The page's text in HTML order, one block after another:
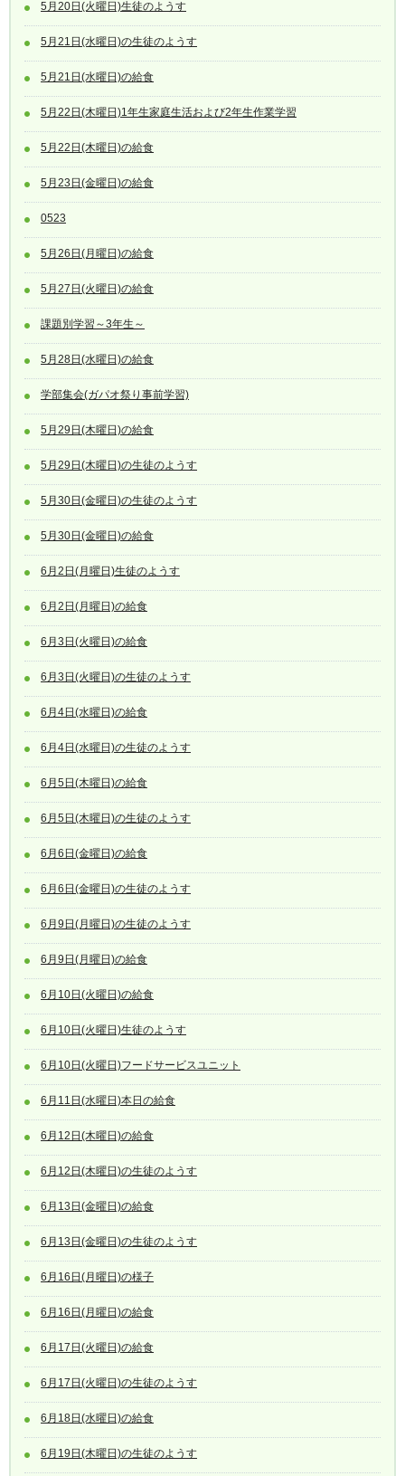
5月20日(火曜日)生徒のようす
5月21日(水曜日)の生徒のようす
5月21日(水曜日)の給食
5月22日(木曜日)1年生家庭生活および2年生作業学習
5月22日(木曜日)の給食
5月23日(金曜日)の給食
0523
5月26日(月曜日)の給食
5月27日(火曜日)の給食
課題別学習～3年生～
5月28日(水曜日)の給食
学部集会(ガパオ祭り事前学習)
5月29日(木曜日)の給食
5月29日(木曜日)の生徒のようす
5月30日(金曜日)の生徒のようす
5月30日(金曜日)の給食
6月2日(月曜日)生徒のようす
6月2日(月曜日)の給食
6月3日(火曜日)の給食
6月3日(火曜日)の生徒のようす
6月4日(水曜日)の給食
6月4日(水曜日)の生徒のようす
6月5日(木曜日)の給食
6月5日(木曜日)の生徒のようす
6月6日(金曜日)の給食
6月6日(金曜日)の生徒のようす
6月9日(月曜日)の生徒のようす
6月9日(月曜日)の給食
6月10日(火曜日)の給食
6月10日(火曜日)生徒のようす
6月10日(火曜日)フードサービスユニット
6月11日(水曜日)本日の給食
6月12日(木曜日)の給食
6月12日(木曜日)の生徒のようす
6月13日(金曜日)の給食
6月13日(金曜日)の生徒のようす
6月16日(月曜日)の様子
6月16日(月曜日)の給食
6月17日(火曜日)の給食
6月17日(火曜日)の生徒のようす
6月18日(水曜日)の給食
6月19日(木曜日)の生徒のようす